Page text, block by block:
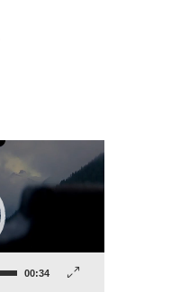
00:34